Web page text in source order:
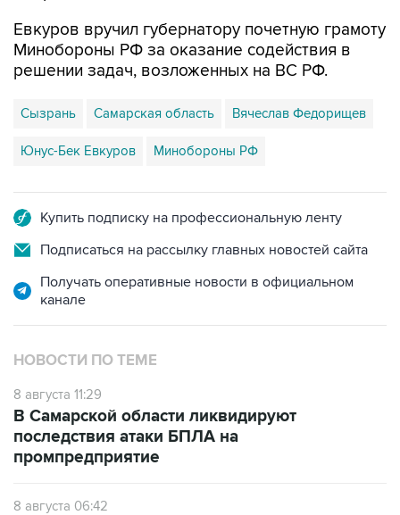
Евкуров вручил губернатору почетную грамоту
Минобороны РФ за оказание содействия в
решении задач, возложенных на ВС РФ.
Сызрань Самарская область Вячеслав Федорищев
Юнус-Бек Евкуров Минобороны РФ
Купить подписку на профессиональную ленту
Подписаться на рассылку главных новостей сайта
Получать оперативные новости в официальном
канале
НОВОСТИ ПО ТЕМЕ
8 августа 11:29
В Самарской области ликвидируют
последствия атаки БПЛА на
промпредприятие
8 августа 06:42